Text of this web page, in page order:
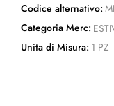
Codice alternativo:
Categoria Merc:
Unita di Misura: 1 PZ